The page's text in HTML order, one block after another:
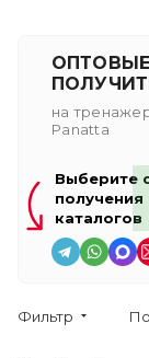
на
Panatta
Выберите
получения
каталогов
Фильтр